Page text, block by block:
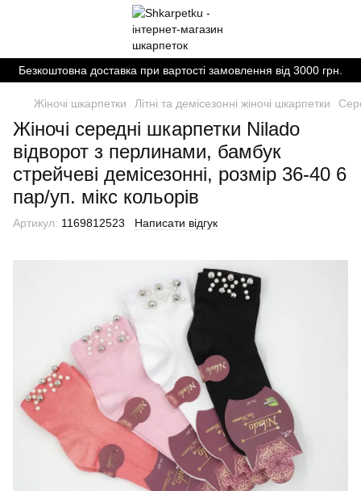
Безкоштовна доставка при вартості замовлення від 3000 грн.
Жіночі шкарпетки Літні та демісезонні жіночі шкарпетки
Жіночі середні шкарпетки Nilado
відворот з перлинами, бамбук
стрейчеві демісезонні, розмір 36-40 6
пар/уп. мікс кольорів
Артикул: 1169812523 Написати відгук